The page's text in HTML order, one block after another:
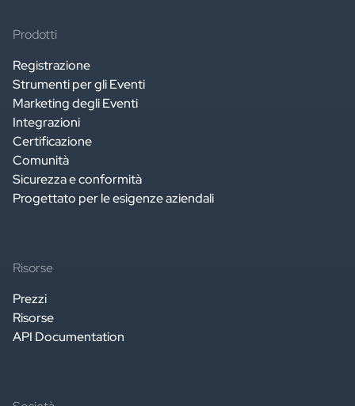
Prodotti
Registrazione
Strumenti per gli Eventi
Marketing degli Eventi
Integrazioni
Certificazione
Comunità
Sicurezza e conformità
Progettato per le esigenze aziendali
Risorse
Prezzi
Risorse
API Documentation